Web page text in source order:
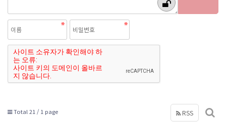
Total 21 / 1 page RSS